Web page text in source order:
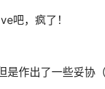
吧，疯了！
作出了一些妥协